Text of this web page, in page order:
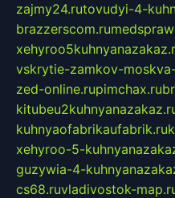
zajmy24.rutovudyi-4-
brazzerscom.ru
vskrytie-zamkov-moskva-
zed-online.rupimchax.ru
kuhnyaofabrikaufabrik.ru
xehyroo-5-
guzywia-4-
cs68.ruvladivostok-